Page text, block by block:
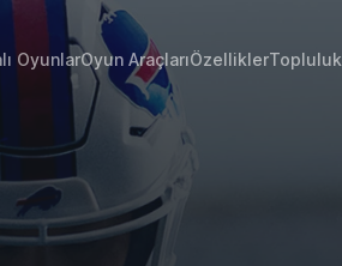
OyunlarOyun AraçlarıÖzelliklerTopluluk